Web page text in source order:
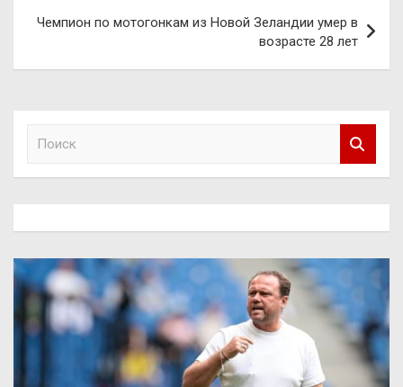
Чемпион по мотогонкам из Новой Зеландии умер в
возрасте 28 лет